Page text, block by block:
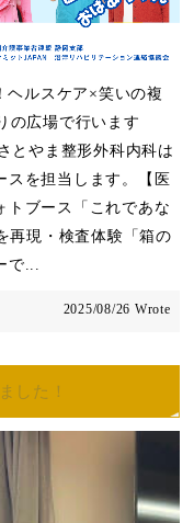
ヘルスケア×笑いの複
の広場で行います
整形外科内科は
スを担当します。【医
トブース「これであな
再現・検査体験「箱の
で...
2025/08/26 Wrote
した！